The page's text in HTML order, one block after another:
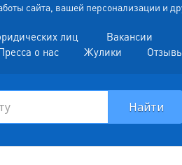
сайта, вашей персонализации и
лиц Вакансии
о нас Жулики